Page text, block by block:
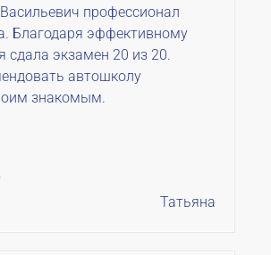
профессионал
Благодаря эффективному
сдала экзамен 20 из 20.
автошколу
знакомым.
Татьяна